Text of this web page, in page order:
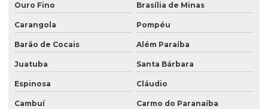
Ouro Fino Brasília de Minas
Carangola Pompéu
Barão de Cocais Além Paraíba
Juatuba Santa Bárbara
Espinosa Cláudio
Cambuí Carmo do Paranaíba